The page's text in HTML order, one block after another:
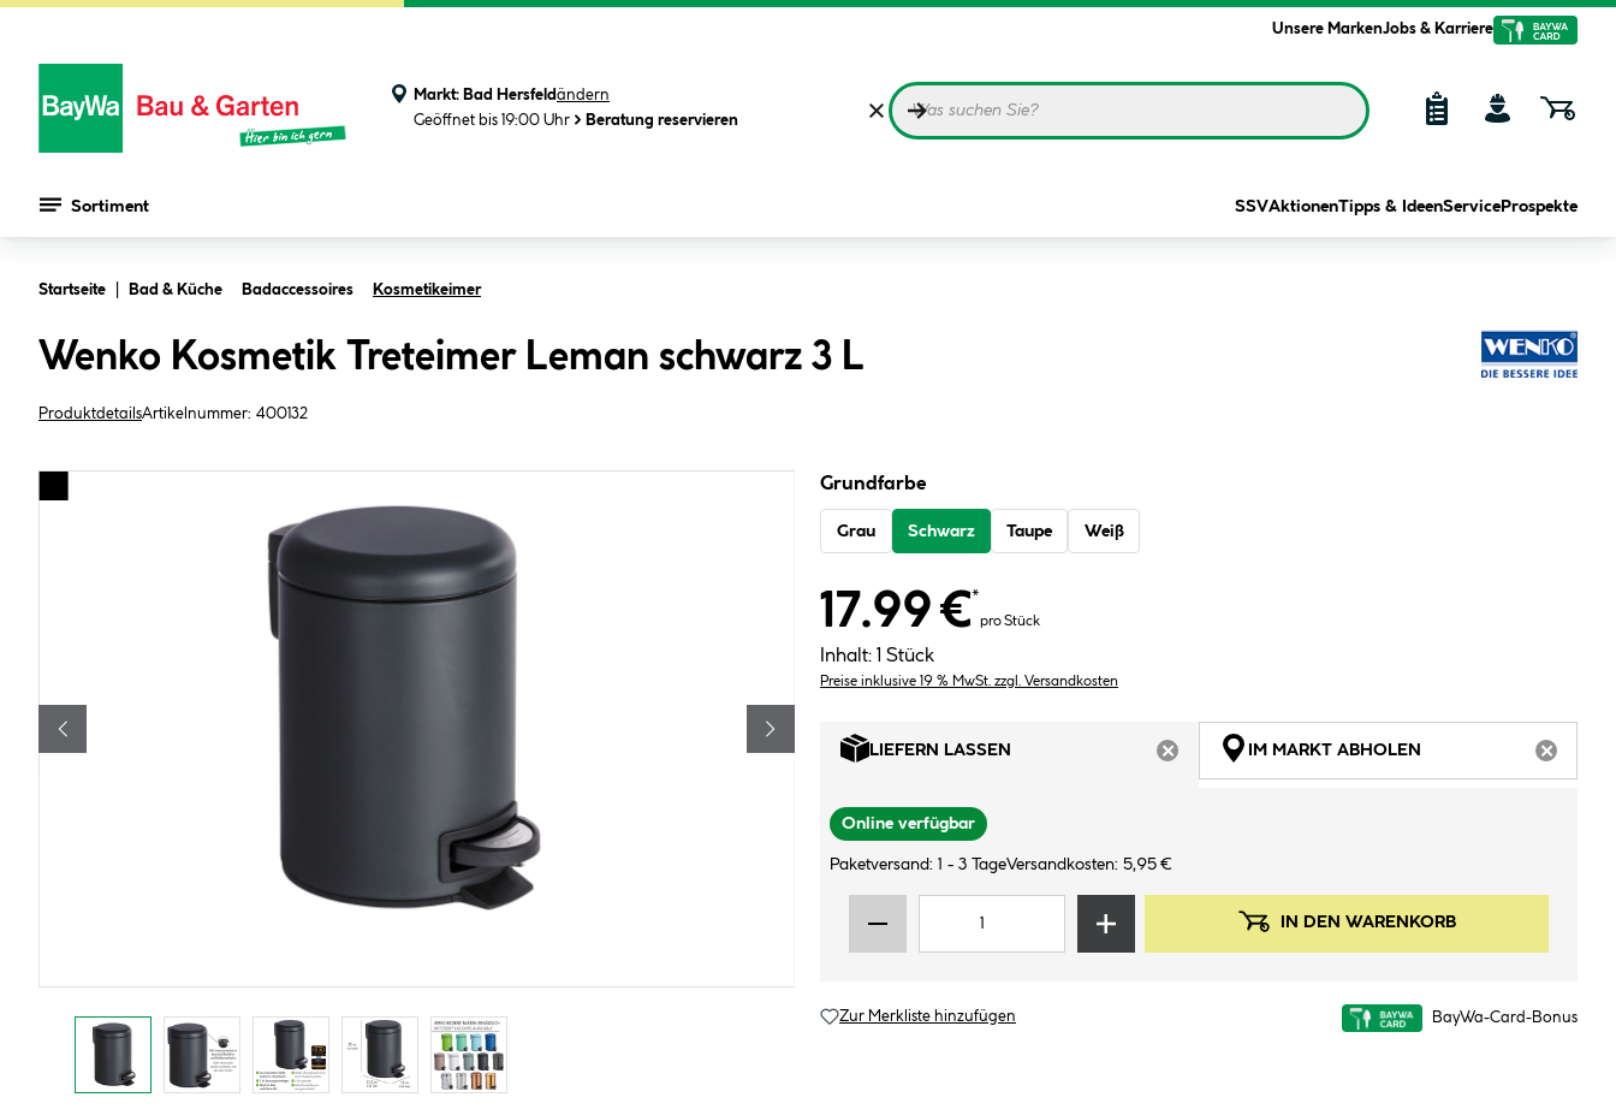
Unsere MarkenJobs & Karriere
Markt: Bad Hersfeldändern
Geöffnet bis 19:00 Uhr
Beratung reservieren
Sortiment SSVAktionenTipps & IdeenService Prospekte
Startseite Bad & Küche Badaccessoires Kosmetikeimer
Wenko Kosmetik Treteimer Leman schwarz 3 L
ProduktdetailsArtikelnummer: 400132
Grundfarbe
Grau Schwarz Taupe Weiß
17.99 €*
pro Stück
Inhalt: 1 Stück
Preise inklusive 19 % MwSt. zzgl. Versandkosten
LIEFERN LASSEN
ARTIKEL NICHT VERFÜGBAR
IM MARKT ABHOLEN
Online verfügbar
Paketversand: 1 - 3 TageVersandkosten: 5,95 €
IN DEN WARENKORB
Zur Merkliste hinzufügen BayWa-Card-Bonus